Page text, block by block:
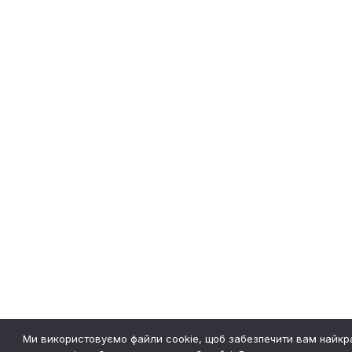
Ми використовуємо файли cookie, щоб забезпечити вам